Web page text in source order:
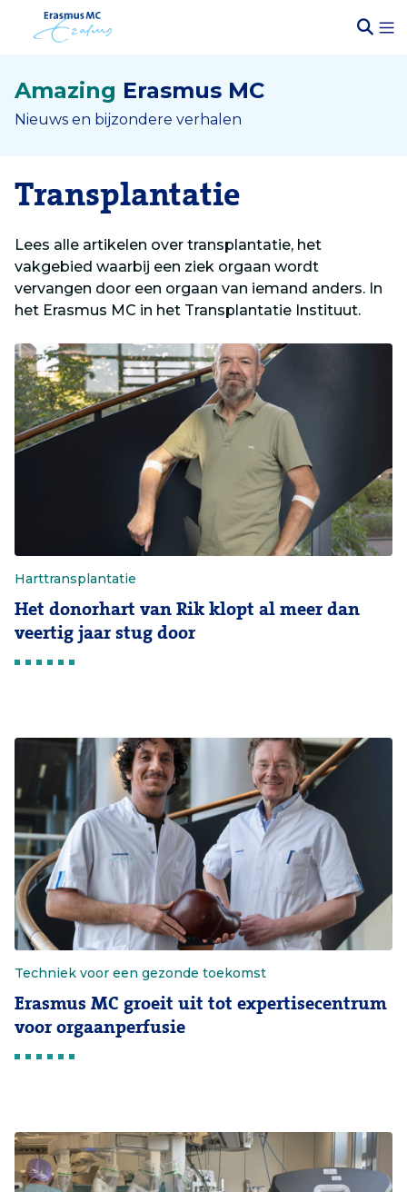
Amazing Erasmus MC
Nieuws en bijzondere verhalen
Transplantatie
Lees alle artikelen over transplantatie, het
vakgebied waarbij een ziek orgaan wordt
vervangen door een orgaan van iemand anders. In
het Erasmus MC in het Transplantatie Instituut.
Harttransplantatie
Het donorhart van Rik klopt al meer dan
veertig jaar stug door
Techniek voor een gezonde toekomst
Erasmus MC groeit uit tot expertisecentrum
voor orgaanperfusie